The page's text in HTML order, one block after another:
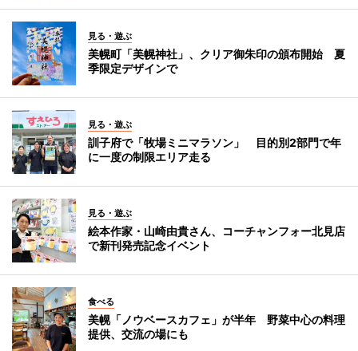
見る・遊ぶ
美幌町「美幌神社」、クリア御朱印の頒布開始 夏
季限定デザインで
見る・遊ぶ
訓子府で「牧場ミニマラソン」 目的別2部門で年
に一度の制限エリア走る
見る・遊ぶ
絵本作家・山崎由貴さん、コーチャンフォー北見店
で新刊発売記念イベント
食べる
美幌「ノウベースカフェ」が半年 野菜中心の料理
提供、交流の場にも